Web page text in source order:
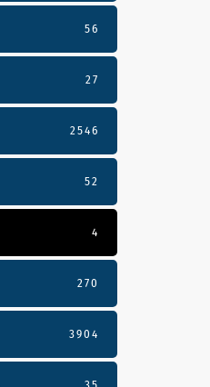
56
27
2546
52
4
270
3904